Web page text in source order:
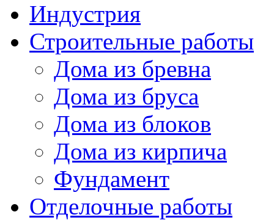
Индустрия
Строительные работы
Дома из бревна
Дома из бруса
Дома из блоков
Дома из кирпича
Фундамент
Отделочные работы